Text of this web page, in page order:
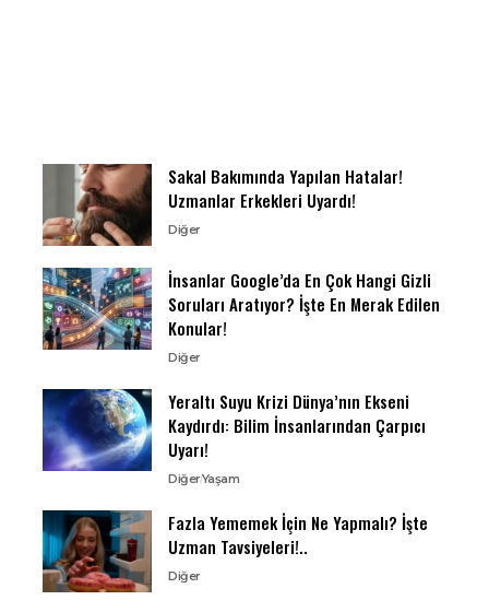
Sakal Bakımında Yapılan Hatalar!
Uzmanlar Erkekleri Uyardı!
Diğer
İnsanlar Google’da En Çok Hangi Gizli
Soruları Aratıyor? İşte En Merak Edilen
Konular!
Diğer
Yeraltı Suyu Krizi Dünya’nın Ekseni
Kaydırdı: Bilim İnsanlarından Çarpıcı
Uyarı!
DiğerYaşam
Fazla Yememek İçin Ne Yapmalı? İşte
Uzman Tavsiyeleri!..
Diğer